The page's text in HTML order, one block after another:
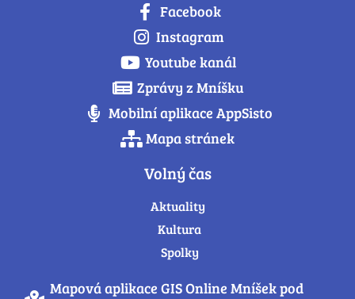
Facebook
Instagram
Youtube kanál
Zprávy z Mníšku
Mobilní aplikace AppSisto
Mapa stránek
Volný čas
Aktuality
Kultura
Spolky
Mapová aplikace GIS Online Mníšek pod